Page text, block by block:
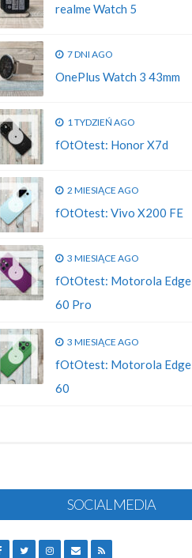
realme Watch 5
7 DNI AGO
OnePlus Watch 3 43mm
1 TYDZIEŃ AGO
fOtOtest: Honor X7d
2 MIESIĄCE AGO
fOtOtest: Vivo X200 FE
3 MIESIĄCE AGO
fOtOtest: Motorola Edge
60 Pro
3 MIESIĄCE AGO
fOtOtest: Motorola Edge
60
SOCIAL MEDIA
FACEBOOK
TWITTERINSTAGRAM
EMAILRSS